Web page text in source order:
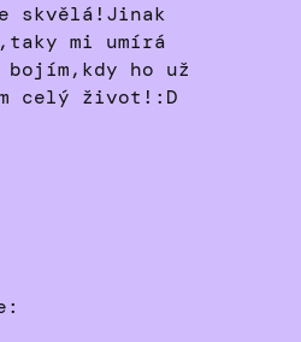
skvělá!Jinak
mi umírá
ho už
celý život!:D